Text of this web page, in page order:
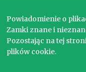
Powiadomienie o
Zamki znane i
Pozostając na tej
plików cookie.